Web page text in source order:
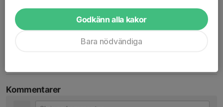
Kommentarer
Godkänn alla kakor
Bara nödvändiga